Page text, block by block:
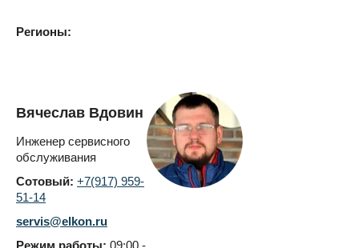
Регионы:
Вячеслав Вдовин
Инженер сервисного
обслуживания
Сотовый: +7(917) 959-
51-14
servis@elkon.ru
Режим работы: 09:00 -